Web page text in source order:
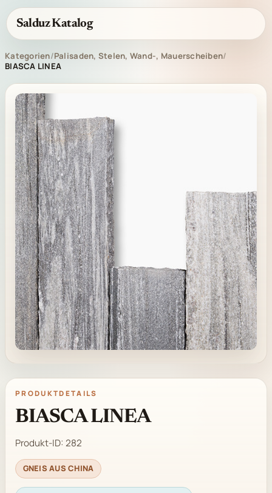
Salduz Katalog
Kategorien/Palisaden, Stelen, Wand-, Mauerscheiben/
BIASCA LINEA
PRODUKTDETAILS
BIASCA LINEA
Produkt-ID: 282
GNEIS AUS CHINA